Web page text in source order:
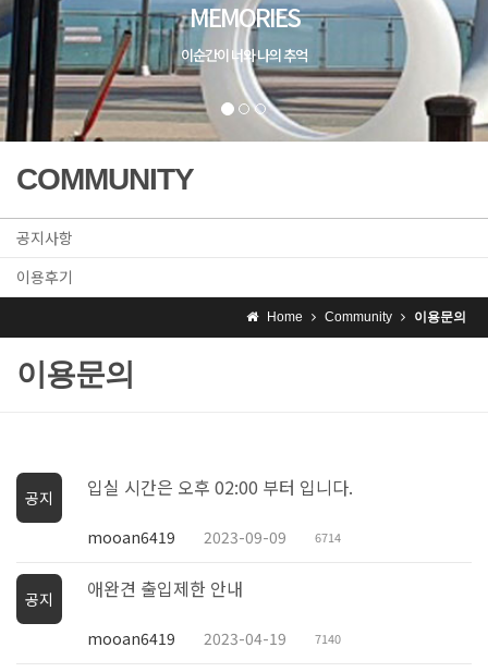
COMMUNITY
공지사항
이용후기
Home Community 이용문의
이용문의
공지 입실 시간은 오후 02:00 부터 입니다.
mooan6419 2023-09-09 6714
공지 애완견 출입제한 안내
mooan6419 2023-04-19 7140